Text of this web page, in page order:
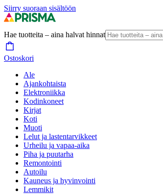
Siirry suoraan sisältöön
Hae tuotteita – aina halvat hinnat
Ostoskori
Ale
Ajankohtaista
Elektroniikka
Kodinkoneet
Kirjat
Koti
Muoti
Lelut ja lastentarvikkeet
Urheilu ja vapaa-aika
Piha ja puutarha
Remontointi
Autoilu
Kauneus ja hyvinvointi
Lemmikit